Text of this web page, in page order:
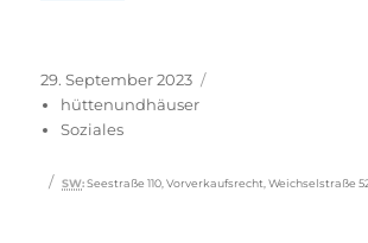
Veröffentlicht
am
29. September 2023
hüttenundhäuser
Soziales
Schlagwörter
SW: Seestraße 110 ,Vorverkaufsrecht ,Weichselstraße